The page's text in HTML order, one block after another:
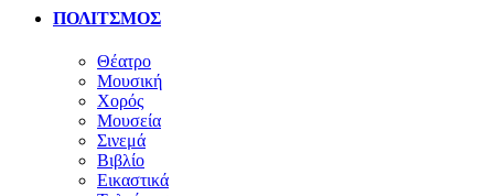
ΠΟΛΙΤΣΜΟΣ
Θέατρο
Μουσική
Χορός
Μουσεία
Σινεμά
Βιβλίο
Εικαστικά